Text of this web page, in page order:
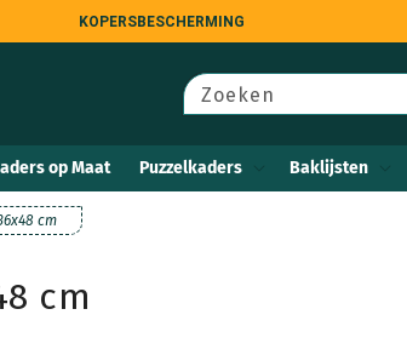
KOPERSBESCHERMING
Zoeken
op Maat Puzzelkaders Baklijsten
cm
cm